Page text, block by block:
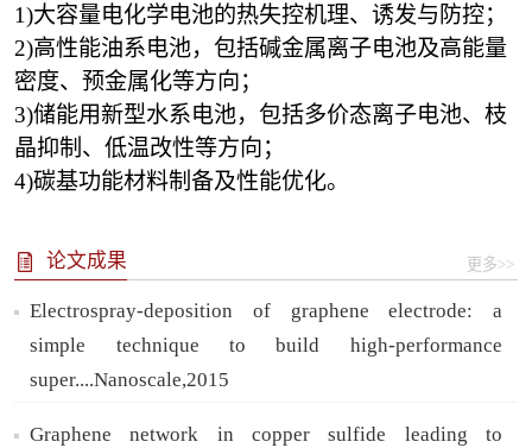
1)大容量电化学电池的热失控机理、诱发与防控；
2)高性能油系电池，包括碱金属离子电池及高能量
密度、预金属化等方向；
3)储能用新型水系电池，包括多价态离子电池、枝
晶抑制、 低温改性等方向；
4)碳基功能材料制备及性能优化。
论文成果 更多>>
Electrospray-deposition of graphene electrode: a
simple technique to build high-performance
super....Nanoscale,2015
Graphene network in copper sulfide leading to